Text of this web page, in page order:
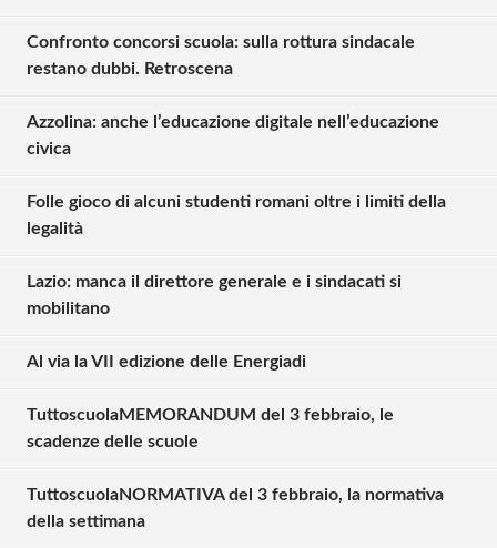
Confronto concorsi scuola: sulla rottura sindacale
restano dubbi. Retroscena
Azzolina: anche l’educazione digitale nell’educazione
civica
Folle gioco di alcuni studenti romani oltre i limiti della
legalità
Lazio: manca il direttore generale e i sindacati si
mobilitano
Al via la VII edizione delle Energiadi
TuttoscuolaMEMORANDUM del 3 febbraio, le
scadenze delle scuole
TuttoscuolaNORMATIVA del 3 febbraio, la normativa
della settimana
Solo gli utenti registrati possono
Effettua il